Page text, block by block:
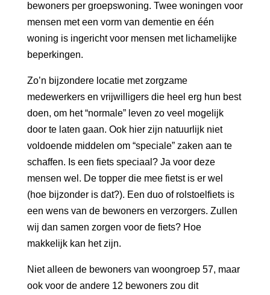
bewoners per groepswoning. Twee woningen voor
mensen met een vorm van dementie en één
woning is ingericht voor mensen met lichamelijke
beperkingen.
Zo’n bijzondere locatie met zorgzame
medewerkers en vrijwilligers die heel erg hun best
doen, om het “normale” leven zo veel mogelijk
door te laten gaan. Ook hier zijn natuurlijk niet
voldoende middelen om “speciale” zaken aan te
schaffen. Is een fiets speciaal? Ja voor deze
mensen wel. De topper die mee fietst is er wel
(hoe bijzonder is dat?). Een duo of rolstoelfiets is
een wens van de bewoners en verzorgers. Zullen
wij dan samen zorgen voor de fiets? Hoe
makkelijk kan het zijn.
Niet alleen de bewoners van woongroep 57, maar
ook voor de andere 12 bewoners zou dit